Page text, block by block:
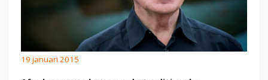
19 januari 2015